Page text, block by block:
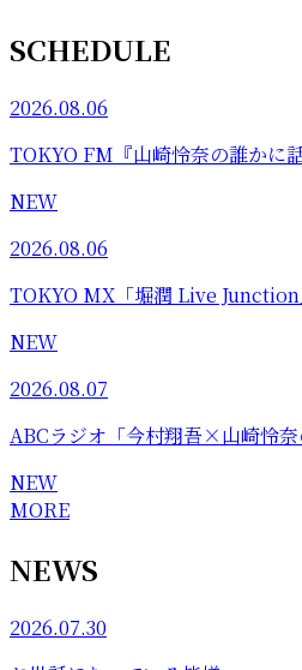
SCHEDULE
2026.08.06
TOKYO FM『山崎怜奈の誰かに
NEW
2026.08.06
TOKYO MX「堀潤 Live
NEW
2026.08.07
ABCラジオ「今村翔吾×山崎怜
NEW
MORE
NEWS
2026.07.30